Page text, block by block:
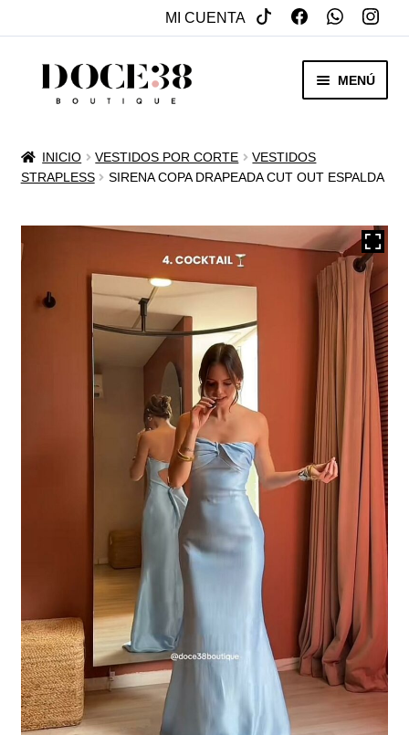
MI CUENTA
SALTAR
MENÚ
VENTA
REBAJAS
VESTIDOS DE NOVIA
MENÚ
HIJO
ACCESORIOS
INICIO VESTIDOS POR CORTE
VESTIDOS
STRAPLESS
SIRENA COPA DRAPEADA CUT OUT ESPALDA